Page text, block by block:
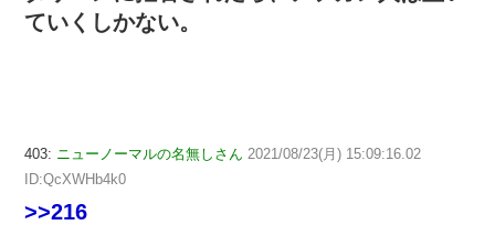
ていくしかない。
403: ニューノーマルの名無しさん 2021/08/23(月) 15:09:16.02
ID:QcXWHb4k0
>>216